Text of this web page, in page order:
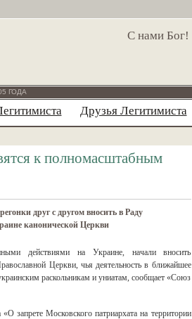
С нами Бог!
ГОДА
Друзья Легитимиста
к полномасштабным
друг с другом вносить в Раду
канонической Церкви
действиями на Украине, начали вносить
Церкви, чья деятельность в ближайшее
раскольникам и униатам, сообщает «Союз
запрете Московского патриархата на территории